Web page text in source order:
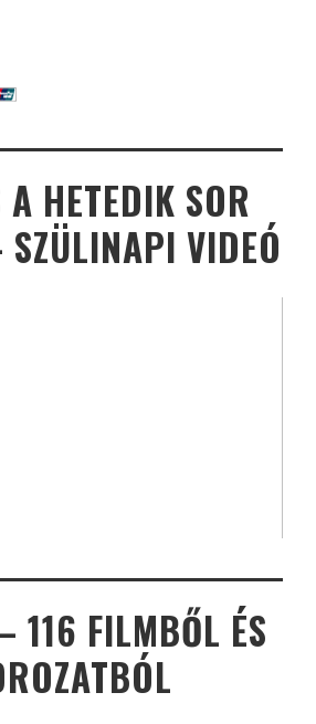
A HETEDIK SOR
SZÜLINAPI VIDEÓ
116 FILMBŐL ÉS